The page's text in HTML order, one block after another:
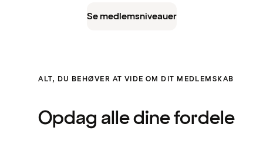
Se medlemsniveauer
ALT, DU BEHØVER AT VIDE OM DIT MEDLEMSKAB
Opdag alle dine fordele